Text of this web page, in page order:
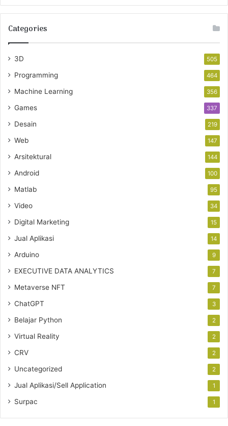
Categories
3D 505
Programming 464
Machine Learning 356
Games 337
Desain 219
Web 147
Arsitektural 144
Android 100
Matlab 95
Video 34
Digital Marketing 15
Jual Aplikasi 14
Arduino 9
EXECUTIVE DATA ANALYTICS 7
Metaverse NFT 7
ChatGPT 3
Belajar Python 2
Virtual Reality 2
CRV 2
Uncategorized 2
Jual Aplikasi/Sell Application 1
Surpac 1